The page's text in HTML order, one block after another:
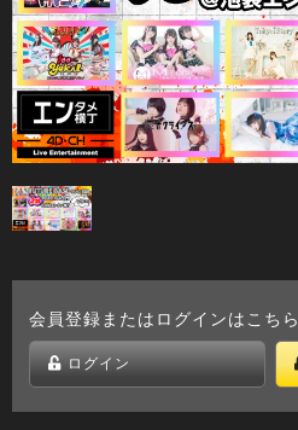
会員登録またはログインはこちら
ログイン